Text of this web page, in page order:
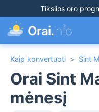
Tikslios oro
Orai.info
Kaip konvertuoti > Sint
Orai Sint
mėnesį